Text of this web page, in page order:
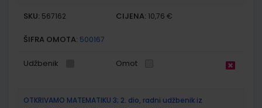
SKU: 567162 CIJENA: 10,76 €
ŠIFRA OMOTA: 500167
Udžbenik Omot
OTKRIVAMO MATEMATIKU 3; 2. dio, radni udžbenik iz